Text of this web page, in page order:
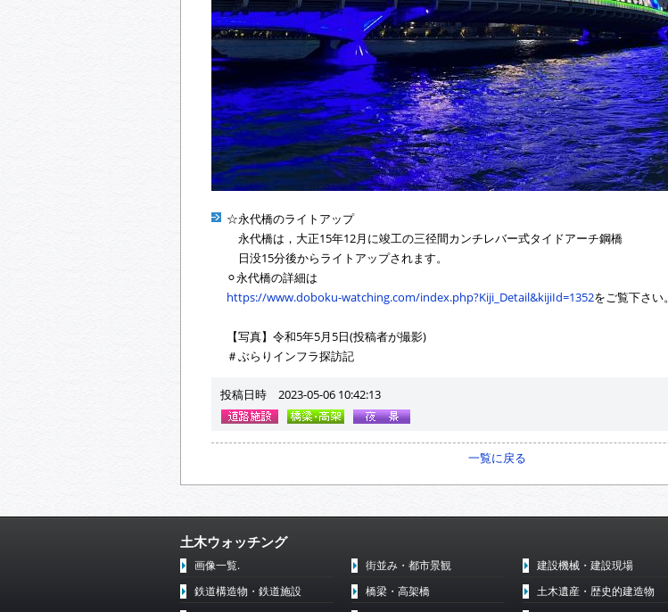
☆永代橋のライトアップ
永代橋は，大正15年12月に竣工の三径間カンチレバー式タイドアーチ鋼橋
日没15分後からライトアップされます。
⚪︎永代橋の詳細は
https://www.doboku-watching.com/index.php?Kiji_Detail&kijiId=1352をご覧下さい。
【写真】令和5年5月5日(投稿者が撮影)
＃ぶらりインフラ探訪記
投稿日時 2023-05-06 10:42:13
一覧に戻る
土木ウォッチング
画像一覧.
鉄道構造物・鉄道施設
街並み・都市景観
橋梁・高架橋
建設機械・建設現場
土木遺産・歴史的建造物